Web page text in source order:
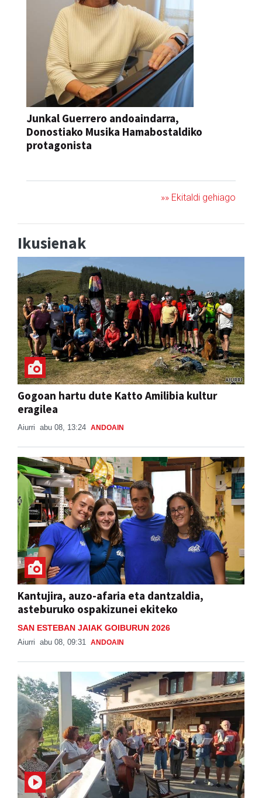
Junkal Guerrero andoaindarra,
Donostiako Musika Hamabostaldiko
protagonista
»» Ekitaldi gehiago
Ikusienak
Gogoan hartu dute Katto Amilibia kultur
eragilea
Aiurri abu 08, 13:24 ANDOAIN
Kantujira, auzo-afaria eta dantzaldia,
asteburuko ospakizunei ekiteko
SAN ESTEBAN JAIAK GOIBURUN 2026
Aiurri abu 08, 09:31 ANDOAIN